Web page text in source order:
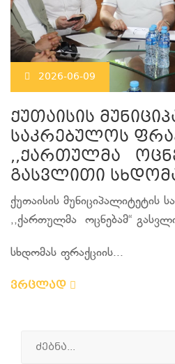
2026-06-09
ქუთაისის
საკრებულოს
,,ქართულმა
გასვლითი
ქუთაისის მუნიციპალიტეტის
,,ქართულმა ოცნებამ“
სხდომას ფრაქციის...
ვრცლად